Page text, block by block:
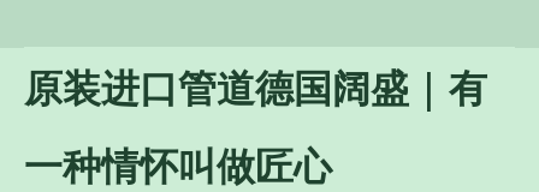
原装进口管道德国阔盛 | 有
一种情怀叫做匠心